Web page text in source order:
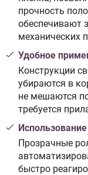
прочность
обеспечивают
механических
Удобное
Конструкции
убираются в
не мешаются
требуется
Прозрачные
быстро